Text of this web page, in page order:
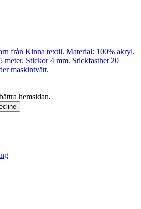
från Kinna textil. Material: 100% akryl.
meter. Stickor 4 mm. Stickfasthet 20
maskintvätt.
hemsidan.